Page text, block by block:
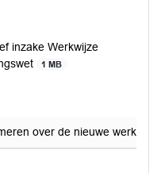
inzake Werkwijze
1 MB
over de nieuwe